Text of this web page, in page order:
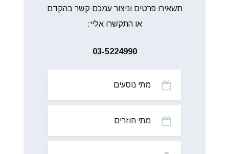
תשאירו פרטים וניצור עמכם קשר בהקדם
או התקשרו אליי:
03-5224990